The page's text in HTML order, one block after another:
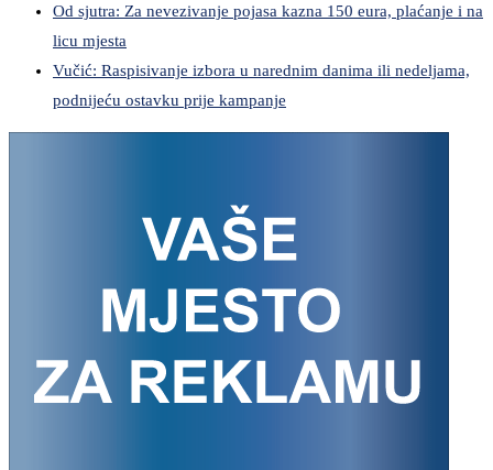
Od sjutra: Za nevezivanje pojasa kazna 150 eura, plaćanje i na
licu mjesta
Vučić: Raspisivanje izbora u narednim danima ili nedeljama,
podnijeću ostavku prije kampanje